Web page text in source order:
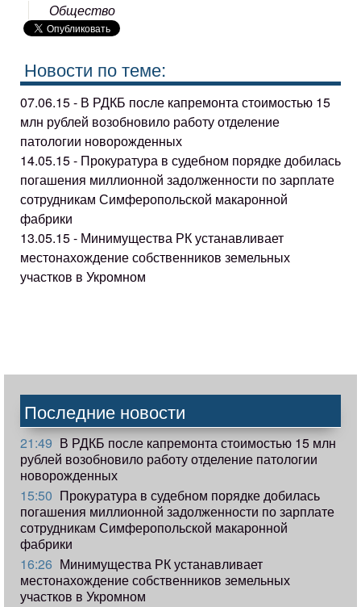
Общество
Новости по теме:
07.06.15 - В РДКБ после капремонта стоимостью 15
млн рублей возобновило работу отделение
патологии новорожденных
14.05.15 - Прокуратура в судебном порядке добилась
погашения миллионной задолженности по зарплате
сотрудникам Симферопольской макаронной
фабрики
13.05.15 - Минимущества РК устанавливает
местонахождение собственников земельных
участков в Укромном
Последние новости
21:49 В РДКБ после капремонта стоимостью 15 млн
рублей возобновило работу отделение патологии
новорожденных
15:50 Прокуратура в судебном порядке добилась
погашения миллионной задолженности по зарплате
сотрудникам Симферопольской макаронной
фабрики
16:26 Минимущества РК устанавливает
местонахождение собственников земельных
участков в Укромном